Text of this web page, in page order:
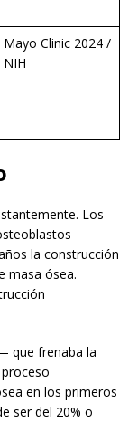
Mayo Clinic 2024 /
NIH
Los
la construcción
masa ósea.
que frenaba la
en los primeros
ser del 20% o